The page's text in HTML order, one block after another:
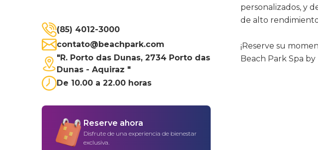
(85) 4012-3000
contato@beachpark.com
"R. Porto das Dunas, 2734 Porto das
Dunas - Aquiraz "
De 10.00 a 22.00 horas
Reserve ahora
Disfrute de una experiencia de bienestar
exclusiva.
personalizados, y
de alto
¡Reserve su
Beach Park Spa by